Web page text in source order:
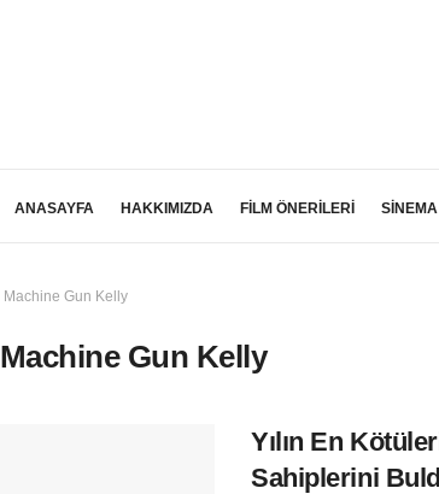
ANASAYFA HAKKIMIZDA FİLM ÖNERİLERİ
Machine Gun Kelly
Machine Gun Kelly
Yılın En
Sahiplerini